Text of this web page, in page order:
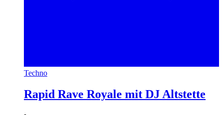
Techno
Rapid Rave Royale mit DJ Altstette